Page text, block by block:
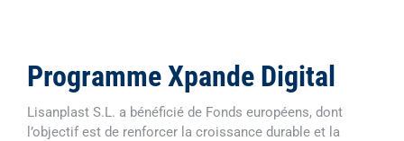
Programme Xpande Digital
Lisanplast S.L. a bénéficié de Fonds européens, dont
l’objectif est de renforcer la croissance durable et la